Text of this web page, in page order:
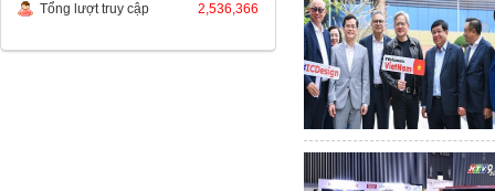
Tổng lượt truy cập
2,536,366